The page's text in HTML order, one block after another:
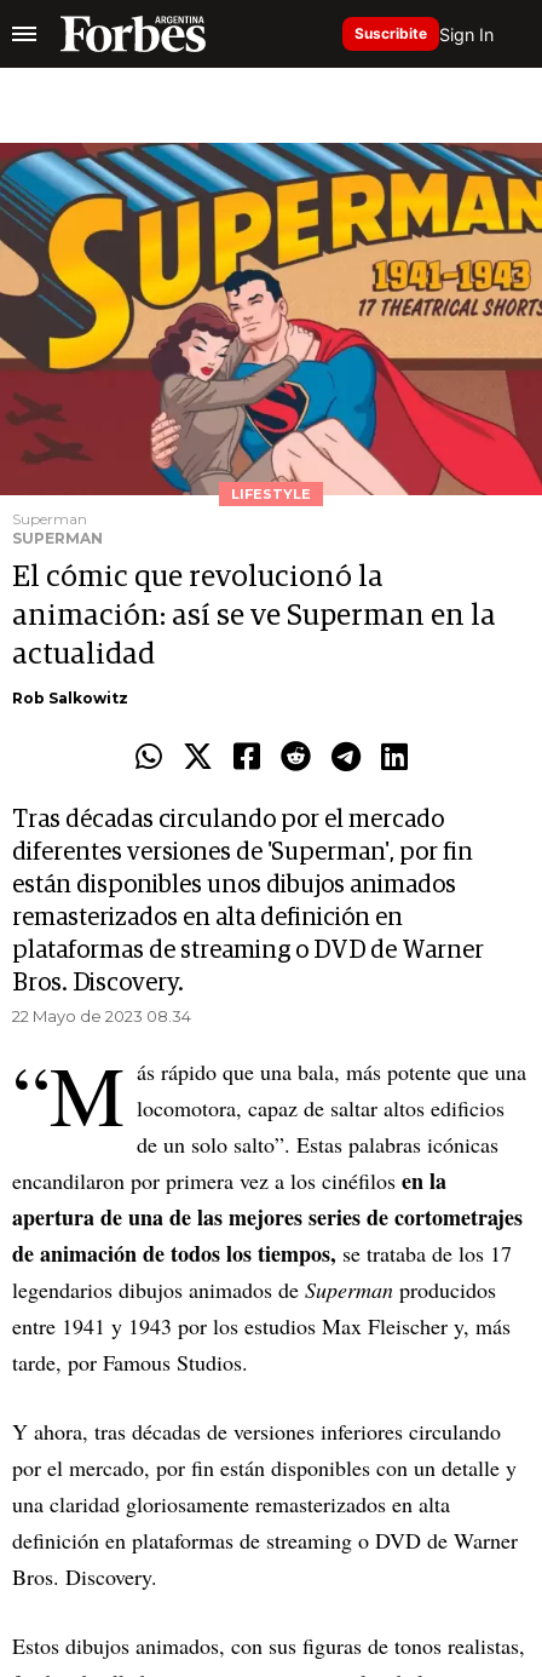
Suscribite Sign In
LIFESTYLE
Superman
SUPERMAN
El cómic que revolucionó la
animación: así se ve Superman en la
actualidad
Rob Salkowitz
Tras décadas circulando por el mercado
diferentes versiones de 'Superman', por fin
están disponibles unos dibujos animados
remasterizados en alta definición en
plataformas de streaming o DVD de Warner
Bros. Discovery.
22 Mayo de 2023 08.34
“M ás rápido que una bala, más potente que una
locomotora, capaz de saltar altos edificios
de un solo salto”. Estas palabras icónicas
encandilaron por primera vez a los cinéfilos en la
apertura de una de las mejores series de cortometrajes
de animación de todos los tiempos, se trataba de los 17
legendarios dibujos animados de Superman producidos
entre 1941 y 1943 por los estudios Max Fleischer y, más
tarde, por Famous Studios.
Y ahora, tras décadas de versiones inferiores circulando
por el mercado, por fin están disponibles con un detalle y
una claridad gloriosamente remasterizados en alta
definición en plataformas de streaming o DVD de Warner
Bros. Discovery.
Estos dibujos animados, con sus figuras de tonos realistas,